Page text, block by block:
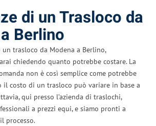
di un Trasloco da
Berlino
trasloco da Modena a Berlino,
chiedendo quanto potrebbe costare. La
non è così semplice come potrebbe
il costo di un trasloco può variare in base a
qui presso l’azienda di traslochi,
a prezzi equi, e siamo pronti a
processo.